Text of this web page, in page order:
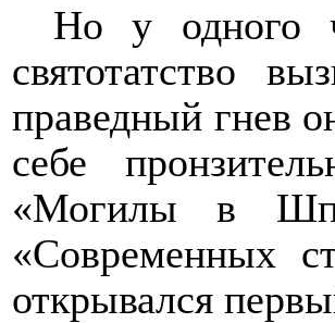
Но у одного
святотатство
праведный гнев
себе
«Могилы в
«Современных
открывался